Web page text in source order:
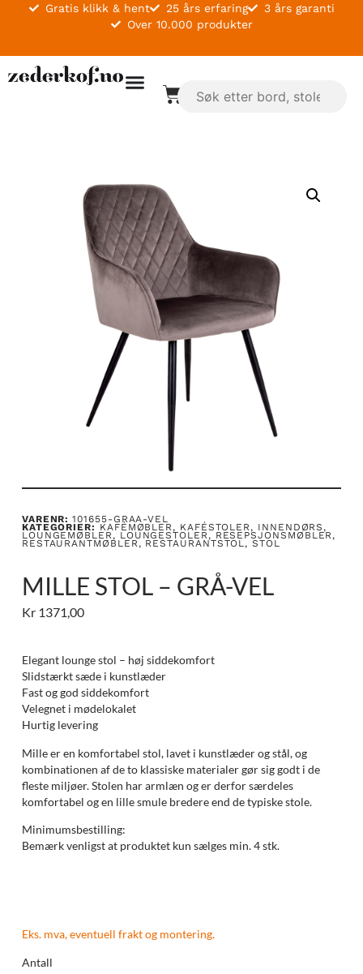
Gratis klikk & hent 25 års erfaring
3 års garanti
Over 10.000 produkter
VARENR:101655-GRAA-VEL
KATEGORIER: KAFÉMØBLER, KAFÉSTOLER, INNENDØRS,
LOUNGEMØBLER, LOUNGESTOLER, RESEPSJONSMØBLER,
RESTAURANTMØBLER, RESTAURANTSTOL,STOL
MILLE STOL – GRÅ-VEL
Kr1371,00
Elegant lounge stol – høj siddekomfort
Slidstærkt sæde i kunstlæder
Fast og god siddekomfort
Velegnet i mødelokalet
Hurtig levering
Mille er en komfortabel stol, lavet i kunstlæder og stål, og
kombinationen af de to klassiske materialer gør sig godt i de
fleste miljøer. Stolen har armlæn og er derfor særdeles
komfortabel og en lille smule bredere end de typiske stole.
Minimumsbestilling:
Bemærk venligst at produktet kun sælges min. 4 stk.
Eks. mva, eventuell frakt og montering.
Antall